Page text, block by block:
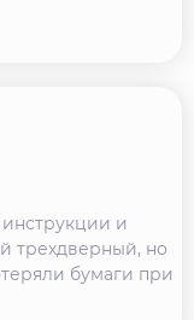
и
трехдверный, но
бумаги при